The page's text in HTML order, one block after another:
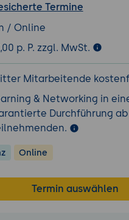
Termine
/ Online
p. P. zzgl. MwSt.
Mitarbeitende
& Networking in
Durchführung ab
Online
Termin auswählen